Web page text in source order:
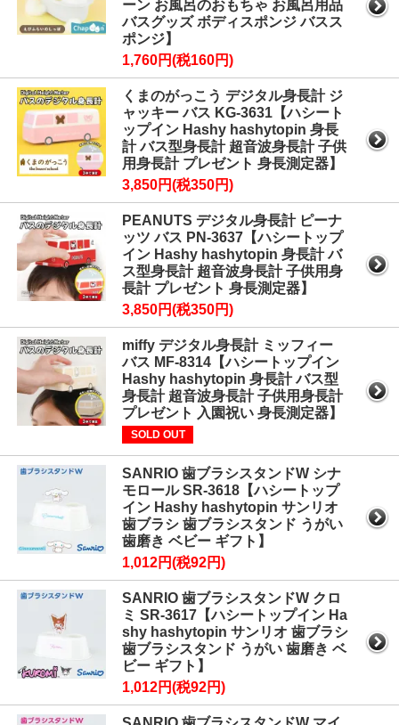
ーン お風呂のおもちゃ お風呂用品
バスグッズ ボディスポンジ バスス
ポンジ】
1,760円(税160円)
くまのがっこう デジタル身長計 ジ
ャッキー バス KG-3631【ハシート
ップイン Hashy hashytopin 身長
計 バス型身長計 超音波身長計 子供
用身長計 プレゼント 身長測定器】
3,850円(税350円)
PEANUTS デジタル身長計 ピーナ
ッツ バス PN-3637【ハシートップ
イン Hashy hashytopin 身長計 バ
ス型身長計 超音波身長計 子供用身
長計 プレゼント 身長測定器】
3,850円(税350円)
miffy デジタル身長計 ミッフィー
バス MF-8314【ハシートップイン
Hashy hashytopin 身長計 バス型
身長計 超音波身長計 子供用身長計
プレゼント 入園祝い 身長測定器】
SOLD OUT
SANRIO 歯ブラシスタンドW シナ
モロール SR-3618【ハシートップ
イン Hashy hashytopin サンリオ
歯ブラシ 歯ブラシスタンド うがい
歯磨き ベビー ギフト】
1,012円(税92円)
SANRIO 歯ブラシスタンドW クロ
ミ SR-3617【ハシートップイン Ha
shy hashytopin サンリオ 歯ブラシ
歯ブラシスタンド うがい 歯磨き ベ
ビー ギフト】
1,012円(税92円)